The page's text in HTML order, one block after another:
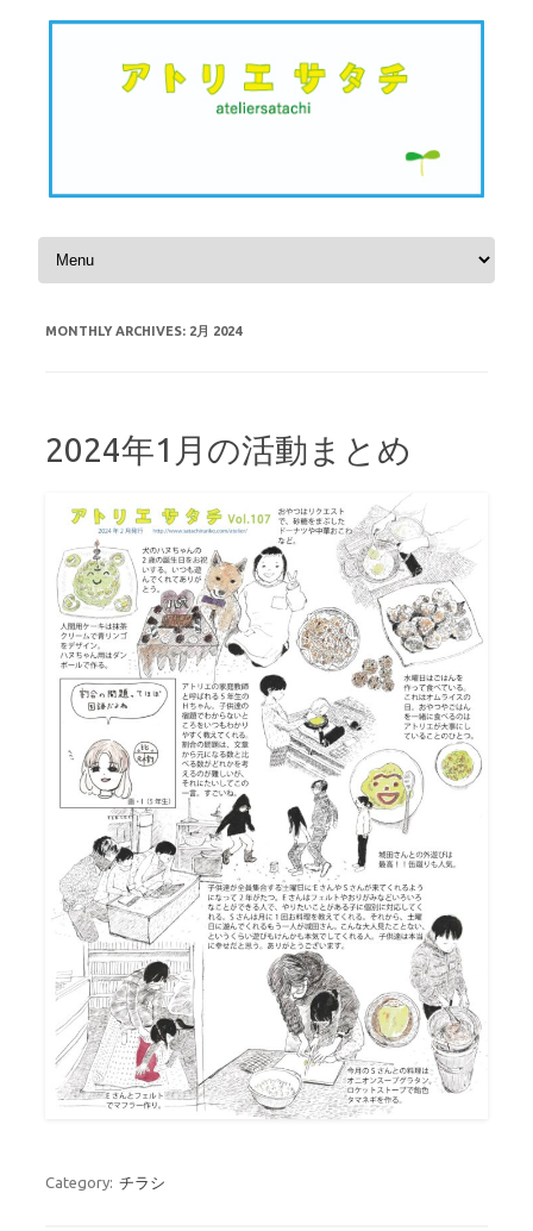
Skip to content
MONTHLY ARCHIVES: 2月 2024
2024年1月の活動まとめ
Category: チラシ